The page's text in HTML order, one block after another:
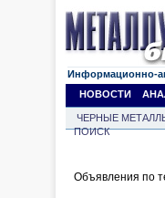
Информационно-
НОВОСТИ
ЧЕРНЫЕ
ПОИСК
Объявления по